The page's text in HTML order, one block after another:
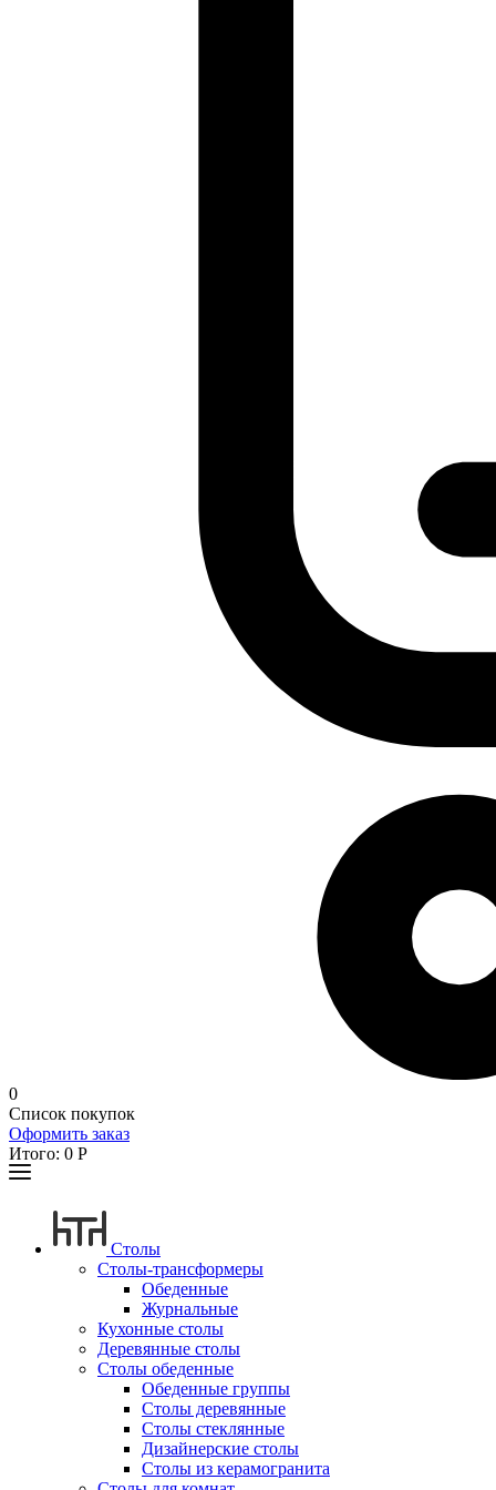
0
Список покупок
Оформить заказ
Итого: 0 Р
Столы
Столы-трансформеры
Обеденные
Журнальные
Кухонные столы
Деревянные столы
Столы обеденные
Обеденные группы
Столы деревянные
Столы стеклянные
Дизайнерские столы
Столы из керамогранита